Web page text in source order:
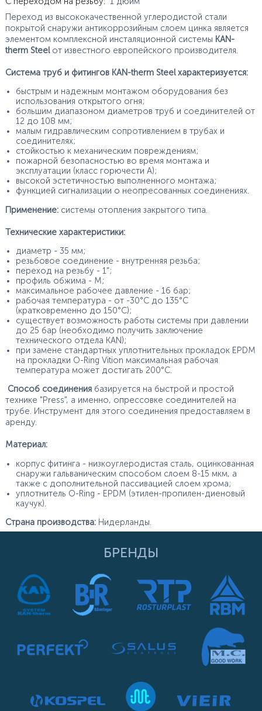
Переход из высококачественной углеродистой стали
покрытой снаружи антикоррозийным слоем цинка является
элементом комплексной инсталяционной системы KAN-
therm Steel от известного европейского производителя.
Система труб и фитингов KAN-therm Steel характеризуется:
быстрым и надежным монтажом оборудования без
использования открытого огня;
большим диапазоном диаметров труб и соединителей от
12 до 108 мм;
малым гидравлическим сопротивлением в трубах и
соединителях;
стойкостью к механическим повреждениям;
пожарной безопасностью во время монтажа и
эксплуатации (класс горючести А);
высокой эстетичностью выполненного монтажа;
функцией сигнализации о неопресованных соединениях.
Применение: системы отопления закрытого типа.
Технические характеристики:
диаметр - 35 мм;
резьбовое соединение - внутренняя резьба;
переход на резьбу - 1";
профиль обжима - М;
максимальное рабочее давление - 16 бар;
рабочая температура - от -30°С до 135°С
(кратковременно до 150°С);
существует возможность работы системы при давлении
до 25 бар (необходимо получить заключение
технического отдела KAN);
при замене стандартных уплотнительных прокладок EPDM
на прокладки O-Ring Vition максимальная рабочая
температура может достигать 200°С.
Способ соединения базируется на быстрой и простой
технике "Press", а именно, опрессовке соединителей на
трубе. Инструмент для этого соединения предоставляем в
аренду.
Материал:
корпус фитинга - низкоуглеродистая сталь, оцинкованная
снаружи гальваническим способом слоем 8-15 мкм, а
также с дополнительной пассивацией слоем хрома;
уплотнитель O-Ring - EPDM (этилен-пропилен-диеновый
каучук).
Страна производства: Нидерланды.
БРЕНДЫ